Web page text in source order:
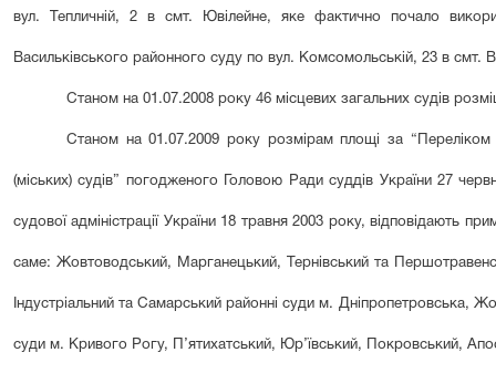
вул. Тепличній, 2 в смт. Ювілейне, яке фактично почало
Васильківського районного суду по вул. Комсомольській, 23 в смт.
Станом на 01.07.2008 року 46 місцевих загальних судів
Станом на 01.07.2009 року розмірам площі за
(міських) судів” погодженого Головою Ради суддів України 27
судової адміністрації України 18 травня 2003 року, відповідають
саме: Жовтоводський, Марганецький, Тернівський та
Індустріальний та Самарський районні суди м. Дніпропетровська,
суди м. Кривого Рогу, П’ятихатський, Юр’ївський, Покровський,